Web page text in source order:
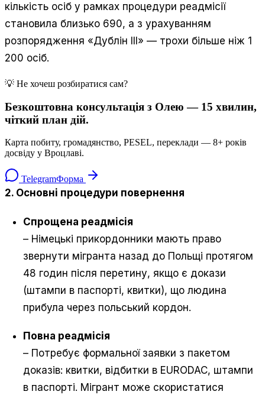
кількість осіб у рамках процедури реадмісії
становила близько 690, а з урахуванням
розпорядження «Дублін III» — трохи більше ніж 1
200 осіб.
💡 Не хочеш розбиратися сам?
Безкоштовна консультація з Олею — 15 хвилин,
чіткий план дій.
Карта побиту, громадянство, PESEL, переклади — 8+ років
досвіду у Вроцлаві.
TelegramФорма
2. Основні процедури повернення
Спрощена реадмісія
– Німецькі прикордонники мають право
звернути мігранта назад до Польщі протягом
48 годин після перетину, якщо є докази
(штампи в паспорті, квитки), що людина
прибула через польський кордон.
Повна реадмісія
– Потребує формальної заявки з пакетом
доказів: квитки, відбитки в EURODAC, штампи
в паспорті. Мігрант може скористатися